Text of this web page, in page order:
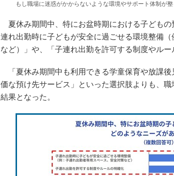
もし職場に迷惑がかからないような環境やサポート体制が
夏休み期間中、特にお盆時期における子ども
連れ出勤時に子どもが安全に過ごせる環境整備
など）」や、「子連れ出勤を許可する制度やルー
「夏休み期間中も利用できる学童保育や放課
価な預け先サービス」といった選択肢よりも、
結果となった。